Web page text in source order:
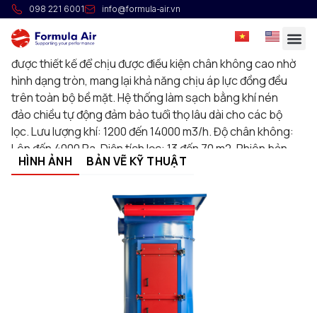
098 221 6001 info@formula-air.vn
Lọc BECA
Lọc xiclon BECA là dòng bộ lọc túi dạng tròn với hệ thống
làm sạch bằng khí nén đảo chiều tự động. Các bộ lọc này
được thiết kế để chịu được điều kiện chân không cao nhờ
hình dạng tròn, mang lại khả năng chịu áp lực đồng đều
trên toàn bộ bề mặt. Hệ thống làm sạch bằng khí nén
đảo chiều tự động đảm bảo tuổi thọ lâu dài cho các bộ
lọc. Lưu lượng khí: 1200 đến 14000 m3/h. Độ chân không:
Lên đến 4000 Pa. Diện tích lọc: 13 đến 70 m2. Phiên bản
tiêu chuẩn sơn phủ với vật liệu lọc polyester, thùng chứa
Zone 22 3D có chứng chỉ cũng có sẵn. Để biết thêm
thông tin, hãy liên hệ với chúng tôi.
HÌNH ẢNH BẢN VẼ KỸ THUẬT